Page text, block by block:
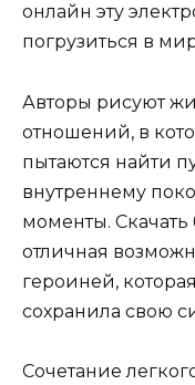
онлайн эту
погрузиться в
Авторы рисуют
отношений, в
пытаются найти
внутреннему
моменты. Скачать
отличная
героиней,
сохранила свою
Сочетание